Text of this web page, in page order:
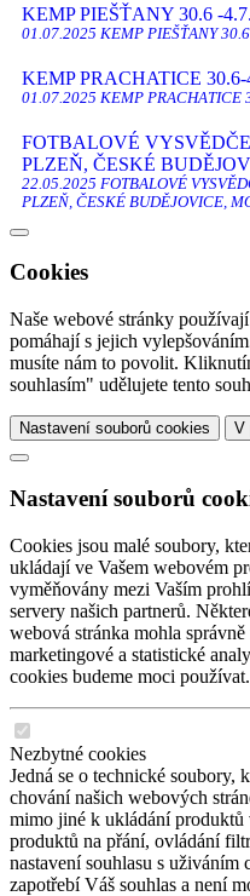
KEMP PIEŠŤANY 30.6 -4.7.
01.07.2025 KEMP PIEŠŤANY 30.6
KEMP PRACHATICE 30.6-
01.07.2025 KEMP PRACHATICE
FOTBALOVÉ
PLZEŇ, ČESKÉ
22.05.2025 FOTBALOVÉ
PLZEŇ, ČESKÉ BUDĚJOVICE,
01.05.2025 TRÉNINK - HLAVNÍ
FUTSAL - SLAVIA
01.05.2025 FUTSAL - SLAVIA
ALICANTE
19.04.2025 ALICANTE
SLAVIA FUTSAL EDEN
30.03.2025 SLAVIA FUTSAL EDEN
KEMPY ŘÍJEN -
28.10.2024 KEMPY ŘÍJEN -
NÝŘANY
NÝŘANY 4SERIE
22.10.2024 NÝŘANY 4SERIE
LICHNOV - FRENŠTÁT
25.09.2024 LICHNOV -
CHODOUŇ - BEROUNSKO
28.06.2024 CHODOUŇ -
KEMP BRNO - TUŘANY
24.06.2024 KEMP BRNO -
KEMP OPAVA - RADUŇ
24.06.2024 KEMP OPAVA -
Cookies
Naše webové stránky
pomáhají s jejich
musíte nám to povolit.
souhlasím" udělujete tento
Nastavení souborů cookies V
Nastavení souborů
Cookies jsou malé soubory,
ukládají ve Vašem webovém
vyměňovány mezi Vaším
servery našich partnerů.
webová stránka mohla
marketingové a statistické
cookies budeme moci používat.
Nezbytné cookies
Jedná se o technické soubory,
chování našich webových
mimo jiné k ukládání
produktů na přání, ovládání
nastavení souhlasu s
zapotřebí Váš souhlas a není